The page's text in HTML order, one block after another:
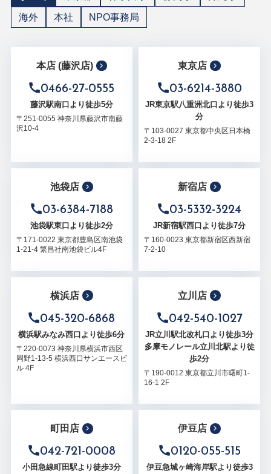
海外
本社 NPO事務局
本店 (藤沢店)
0466-27-0555
藤沢駅南口より徒歩5分
〒251-0055 神奈川県藤沢市南藤
沢10-4
東京店
03-6214-3880
JR東京駅八重洲北口より徒歩3
分
〒103-0027 東京都中央区日本橋
2-3-18 2F
池袋店
03-6384-7188
池袋駅東口より徒歩2分
〒171-0022 東京都豊島区南池袋
1-21-4 繁昌社南池袋ビル4F
新宿店
03-5332-3224
JR新宿駅西口より徒歩7分
〒160-0023 東京都新宿区西新宿
7-2-10
横浜店
045-320-6868
横浜駅みなみ西口より徒歩6分
〒220-0073 神奈川県横浜市西区
岡野1-13-5 横浜西口サンエースビ
ル 4F
立川店
042-540-1027
JR立川駅北改札口より徒歩3分
多摩モノレール立川北駅より徒
歩2分
〒190-0012 東京都立川市曙町1-
16-1 2F
町田店
042-721-0008
小田急線町田駅より徒歩3分
伊豆店
0120-055-515
伊豆急城ヶ崎海岸駅より徒歩3